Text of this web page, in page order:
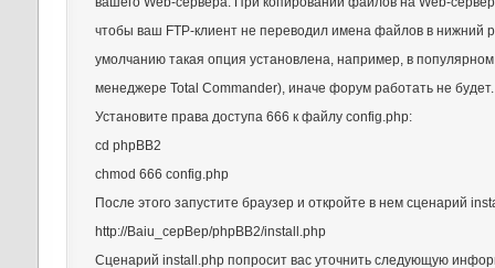
чтобы ваш FTP-клиент не переводил имена файлов в нижний
умолчанию такая опция установлена, например, в
менеджере Total Commander), иначе форум работать не будет.
Установите права доступа 666 к файлу config.php:
cd phpBB2
chmod 666 config.php
После этого запустите браузер и откройте в нем сценарий
http://Baiu_cepBep/phpBB2/install.php
Сценарий install.php попросит вас уточнить следующую